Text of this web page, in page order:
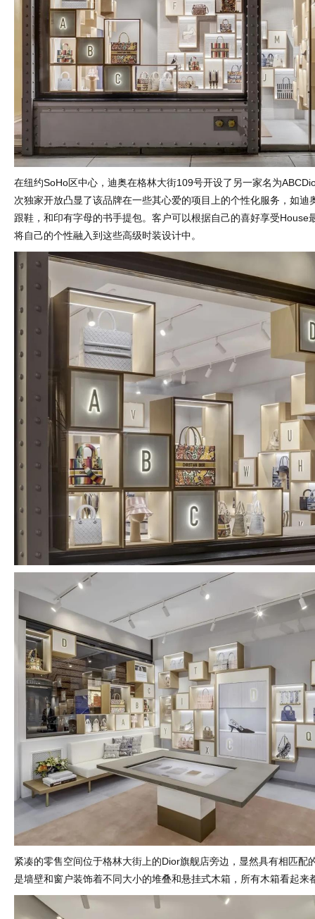
在纽约SoHo区中心，迪奥在格林大街109号开设了另一家名为
次独家开放凸显了该品牌在一些其心爱的项目上的个性化服务，如迪
跟鞋，和印有字母的书手提包。客户可以根据自己的喜好享受House
将自己的个性融入到这些高级时装设计中。
紧凑的零售空间位于格林大街上的Dior旗舰店旁边，显然具有相匹配
是墙壁和窗户装饰着不同大小的堆叠和悬挂式木箱，所有木箱看起来